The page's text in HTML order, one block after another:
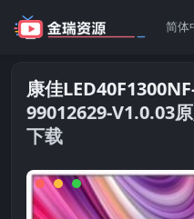
康佳
99012629-V1.0.03
下载